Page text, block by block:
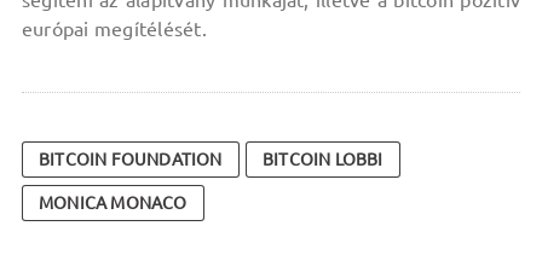
európai megítélését.
BITCOIN FOUNDATION BITCOIN LOBBI
MONICA MONACO